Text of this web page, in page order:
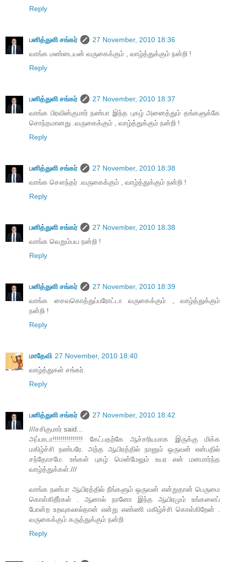
Reply
பனித்துளி சங்கர்
27 November, 2010 18:36
வாங்க மண்டையன் வருகைக்கும் , வாழ்த்துக்கும் நன்றி !
Reply
பனித்துளி சங்கர்
27 November, 2010 18:37
வாங்க பிரவின்குமார் நண்பா இந்த புகழ் அனைத்தும் தங்களுக்கே
சொந்தமானது .வருகைக்கும் , வாழ்த்துக்கும் நன்றி !
Reply
பனித்துளி சங்கர்
27 November, 2010 18:38
வாங்க சௌந்தர் .வருகைக்கும் , வாழ்த்துக்கும் நன்றி !
Reply
பனித்துளி சங்கர்
27 November, 2010 18:38
வாங்க வெறும்பய நன்றி !
Reply
பனித்துளி சங்கர்
27 November, 2010 18:39
வாங்க சைவகொத்துப்பரோட்டா வருகைக்கும் , வாழ்த்துக்கும்
நன்றி !
Reply
மாதேவி 27 November, 2010 18:40
வாழ்த்துகள் சங்கர்.
Reply
பனித்துளி சங்கர்
27 November, 2010 18:42
///சசிகுமார் said...
அப்பாடா!!!!!!!!!!!!!!! கேட்பதற்கே ஆச்சரியமாக இருக்கு மிக்க
மகிழ்ச்சி நண்பரே. அந்த ஆயிரத்தில் நானும் ஒருவன் என்பதில்
சந்தோசமே. உங்கள் புகழ் மென்மேலும் உயர என் மனமார்ந்த
வாழ்த்துக்கள்.///
வாங்க நண்பா ஆயிரத்தில் நீங்களும் ஒருவன் என்றுதான் பெருமை
கொள்கிறீர்கள் . ஆனால் நானோ இந்த ஆயிரமும் உங்களைப்
போன்ற உறவுகலால்தான் என்று எண்ணி மகிழ்ச்சி கொள்கிறேன் .
வருகைக்கும் கருத்துக்கும் நன்றி
Reply